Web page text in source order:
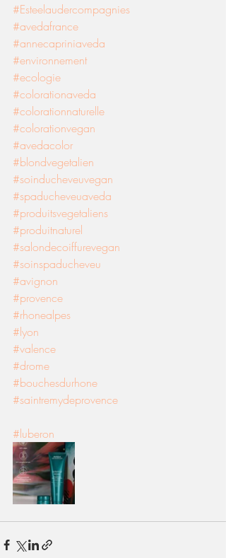
#Esteelaudercompagnies
#avedafrance
#annecapriniaveda
#environnement
#ecologie
#colorationaveda
#colorationnaturelle
#colorationvegan
#avedacolor
#blondvegetalien
#soinducheveuvegan
#spaducheveuaveda
#produitsvegetaliens
#produitnaturel
#salondecoiffurevegan
#soinspaducheveu
#avignon
#provence
#rhonealpes
#lyon
#valence
#drome
#bouchesdurhone
#saintremydeprovence
#luberon